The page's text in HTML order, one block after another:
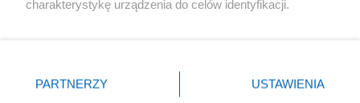
charakterystykę urządzenia do celów identyfikacji.
zmienić/wycofać klikając przycisk ustawień prywatności
znajdujący się w lewym dolnym rogu strony
PARTNERZY USTAWIENIA